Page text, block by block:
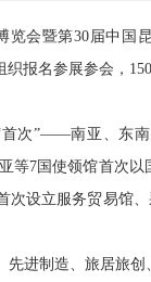
会暨第30届中国
报名参展参会，
”——南亚、东南
等7国使领馆首次
设立服务贸易馆
进制造、旅居旅创